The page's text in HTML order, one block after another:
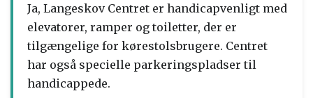
Ja, Langeskov Centret er handicapvenligt med
elevatorer, ramper og toiletter, der er
tilgængelige for kørestolsbrugere. Centret
har også specielle parkeringspladser til
handicappede.